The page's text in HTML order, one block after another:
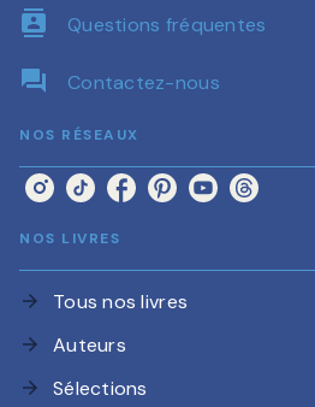
contacts Questions fréquentes
question_answer Contactez-nous
NOS RÉSEAUX
NOS LIVRES
arrow_forward Tous nos livres
arrow_forward Auteurs
arrow_forward Sélections